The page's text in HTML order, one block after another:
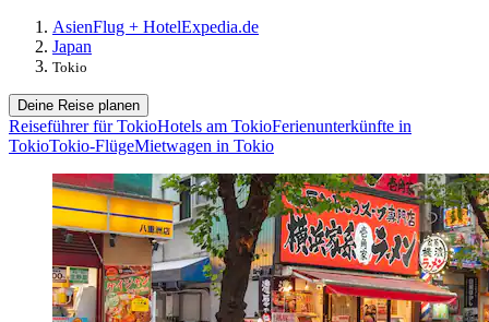
AsienFlug + HotelExpedia.de
Japan
Tokio
Deine Reise planen
Reiseführer für TokioHotels am TokioFerienunterkünfte in
TokioTokio-FlügeMietwagen in Tokio